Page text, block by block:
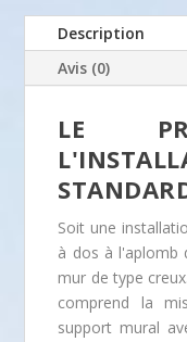
réversible
Daikin
Sensira
pièce
de
Description
Avis (0)
LE
Soit une
à dos à l'aplomb
mur de type
comprend la
support mural